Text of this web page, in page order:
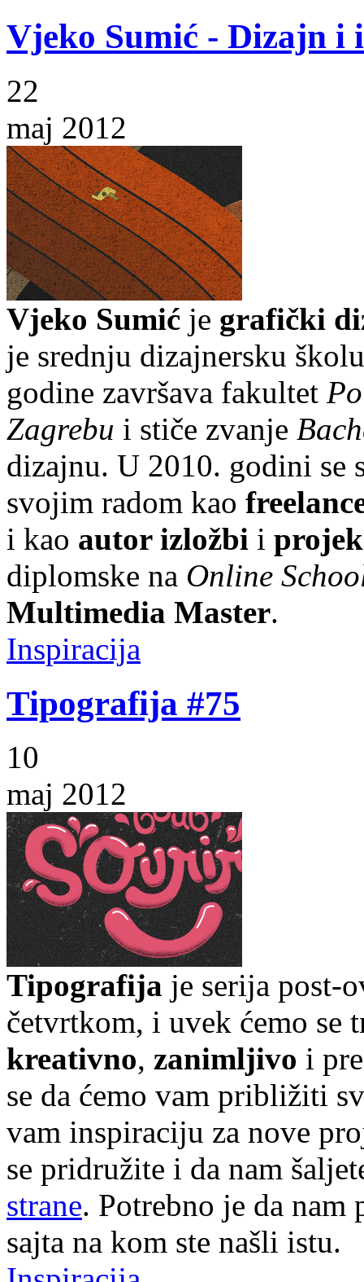
Vjeko Sumić - Dizajn i
22
maj 2012
Vjeko Sumić je grafički
je srednju dizajnersku
godine završava fakultet
Zagrebu i stiče zvanje
dizajnu. U 2010. godini se
svojim radom kao
i kao autor izložbi i
diplomske na Online
Multimedia Master.
Inspiracija
Tipografija #75
10
maj 2012
Tipografija je serija post-
četvrtkom, i uvek ćemo se
kreativno, zanimljivo i
se da ćemo vam približiti
vam inspiraciju za nove
se pridružite i da nam
strane. Potrebno je da
sajta na kom ste našli istu.